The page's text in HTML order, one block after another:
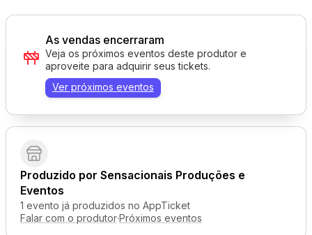
Produzido por Sensacionais Produções e
Eventos
1 evento já produzidos no AppTicket
Falar com o produtor·Próximos eventos
As vendas encerraram
Veja os próximos eventos deste produtor e
aproveite para adquirir seus tickets.
Ver próximos eventos